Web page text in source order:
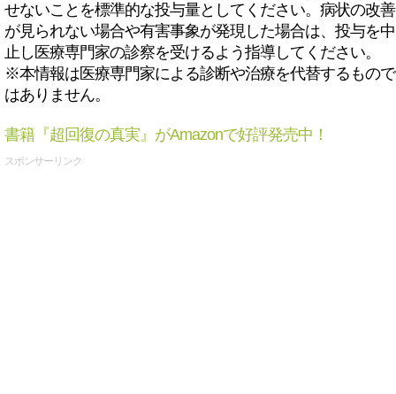
せないことを標準的な投与量としてください。病状の改善
が見られない場合や有害事象が発現した場合は、投与を中
止し医療専門家の診察を受けるよう指導してください。
※本情報は医療専門家による診断や治療を代替するもので
はありません。
書籍『超回復の真実』がAmazonで好評発売中！
スポンサーリンク